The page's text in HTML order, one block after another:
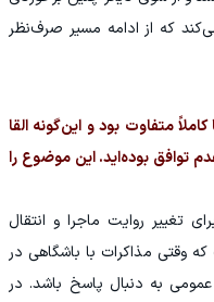
که از ادامه مسیر صرف‌نظر
متفاوت بود و این‌گونه القا
توافق بوده‌اید. این موضوع را
تغییر روایت ماجرا و انتقال
وقتی مذاکرات با باشگاهی در
عمومی به دنبال پاسخ باشد. در